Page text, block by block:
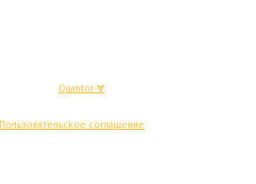
Quantor-∀
Пользовательское соглашение